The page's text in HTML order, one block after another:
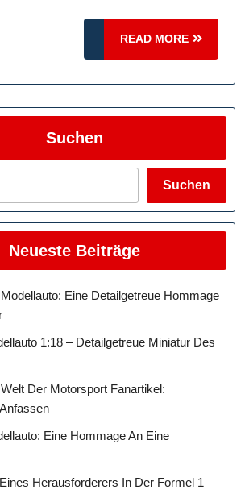
READ MORE
READ
MORE
Suchen
Suchen
Neueste Beiträge
Eine Detailgetreue Hommage
1:18 – Detailgetreue Miniatur Des
Der Motorsport Fanartikel:
Eine Hommage An Eine
Herausforderers In Der Formel 1